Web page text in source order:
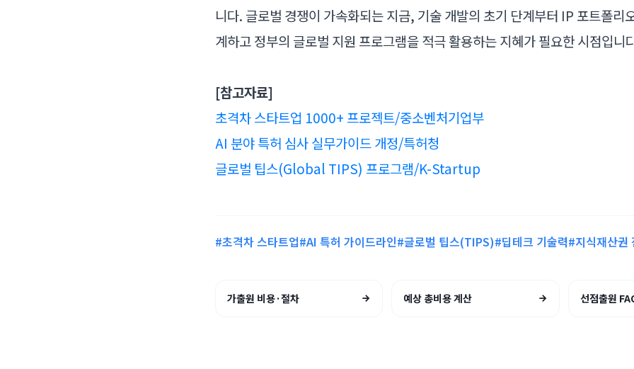
니다. 글로벌 경쟁이 가속화되는 지금, 기술 개발의 초기 단계부터 IP 포트폴리
계하고 정부의 글로벌 지원 프로그램을 적극 활용하는 지혜가 필요한 시점입니
[참고자료]
초격차 스타트업 1000+ 프로젝트/중소벤처기업부
AI 분야 특허 심사 실무가이드 개정/특허청
글로벌 팁스(Global TIPS) 프로그램/K-Startup
#초격차 스타트업#AI 특허 가이드라인#글로벌 팁스(TIPS)#딥테크 기술력#지식재산권
가출원 비용·절차 예상 총비용 계산 선점출원